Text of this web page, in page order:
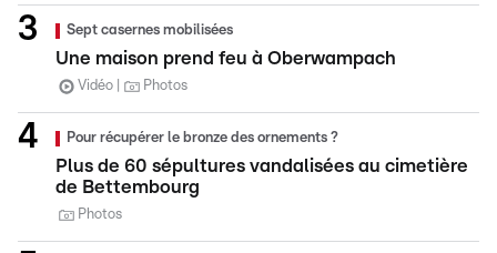
Sept casernes mobilisées
Une maison prend feu à Oberwampach
Vidéo Photos
Pour récupérer le bronze des ornements ?
Plus de 60 sépultures vandalisées au cimetière
de Bettembourg
Photos